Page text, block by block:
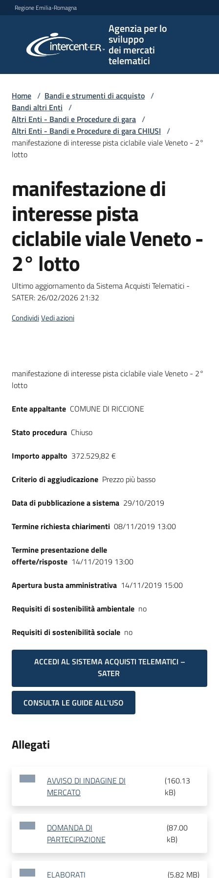
Vai al contenuto
Vai alla navigazione
Vai al footer
Regione Emilia-Romagna
Agenzia per lo
sviluppo
dei mercati
telematici
per lo
sviluppo
telematici
L'Agenzia
e
di
Supporto
Piattaforme
telematiche
English
su
Home / Bandi e strumenti di acquisto /
Bandi altri Enti /
Altri Enti - Bandi e Procedure di gara /
Altri Enti - Bandi e Procedure di gara CHIUSI /
manifestazione di interesse pista ciclabile viale Veneto - 2°
lotto
Salta al contenuto
manifestazione di
interesse pista
ciclabile viale Veneto -
2° lotto
Ultimo aggiornamento da Sistema Acquisti Telematici -
SATER: 26/02/2026 21:32
CondividiVedi azioni
Dati del bando
manifestazione di interesse pista ciclabile viale Veneto - 2°
lotto
Ente appaltante COMUNE DI RICCIONE
Stato procedura Chiuso
Importo appalto 372.529,82 €
Criterio di aggiudicazione Prezzo più basso
Data di pubblicazione a sistema 29/10/2019
Termine richiesta chiarimenti 08/11/2019 13:00
Termine presentazione delle
offerte/risposte 14/11/2019 13:00
Apertura busta amministrativa 14/11/2019 15:00
Requisiti di sostenibilità ambientale no
Requisiti di sostenibilità sociale no
ACCEDI AL SISTEMA ACQUISTI TELEMATICI –
SATER
CONSULTA LE GUIDE ALL'USO
Allegati
AVVISO DI INDAGINE DI
MERCATO
(160.13
kB)
DOMANDA DI
PARTECIPAZIONE
(87.00
kB)
ELABORATI (5.82 MB)